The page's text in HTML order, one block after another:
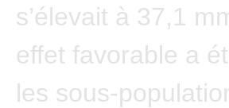
s’élevait à 37,1
effet favorable a
les sous-